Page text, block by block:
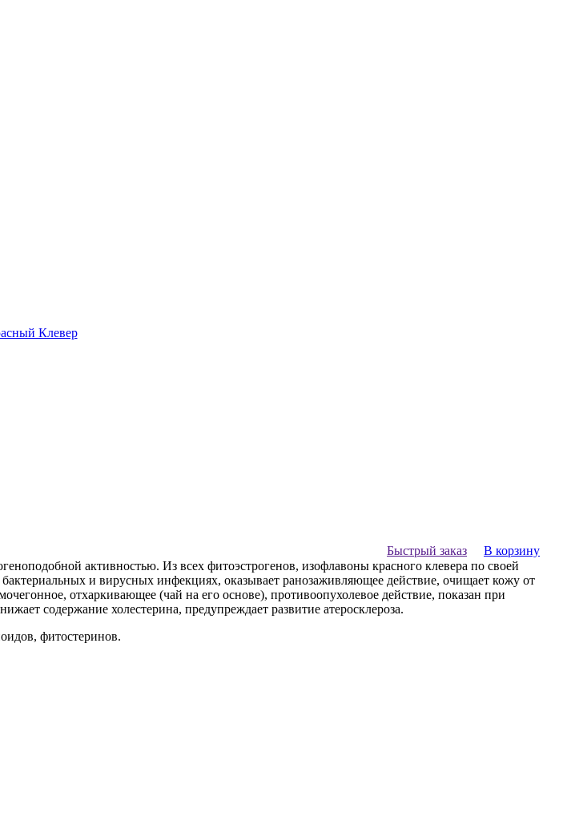
В корзину
Быстрый заказ
активностью. Из всех фитоэстрогенов, изофлавоны красного клевера по своей
и вирусных инфекциях, оказывает ранозаживляющее действие, очищает кожу от
отхаркивающее (чай на его основе), противоопухолевое действие, показан при
содержание холестерина, предупреждает развитие атеросклероза.
фитостеринов.